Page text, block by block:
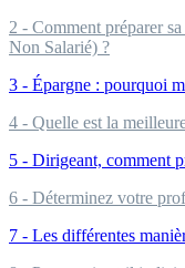
2 - Comment préparer
Non Salarié) ?
3 - Épargne : pourquoi
4 - Quelle est la
5 - Dirigeant, comment
6 - Déterminez votre
7 - Les différentes